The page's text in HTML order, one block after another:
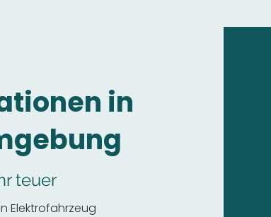
in
teuer
Elektrofahrzeug